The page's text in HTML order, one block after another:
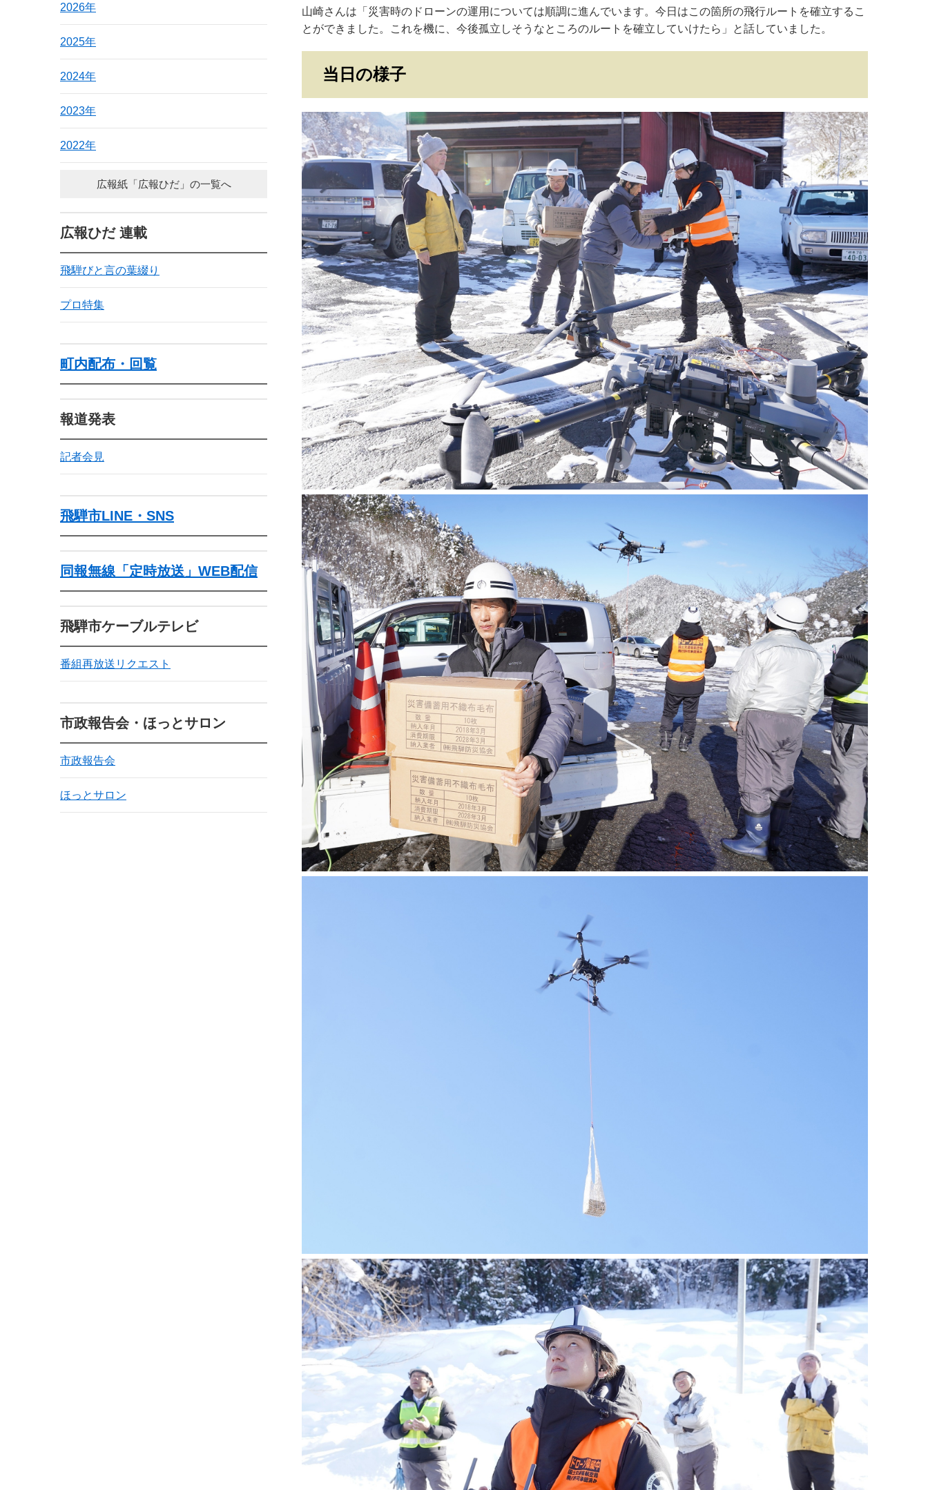
2026年
2025年
2024年
2023年
2022年
広報紙「広報ひだ」の一覧へ
広報ひだ 連載
飛騨びと言の葉綴り
プロ特集
町内配布・回覧
報道発表
記者会見
飛騨市LINE・SNS
同報無線「定時放送」WEB配信
飛騨市ケーブルテレビ
番組再放送リクエスト
市政報告会・ほっとサロン
市政報告会
ほっとサロン
山崎さんは「災害時のドローンの運用については順調に進んでいます。今日はこの箇所の飛行ルートを確立するこ
とができました。これを機に、今後孤立しそうなところのルートを確立していけたら」と話していました。
当日の様子